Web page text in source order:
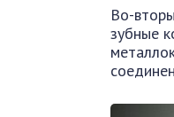
Во-
зубные